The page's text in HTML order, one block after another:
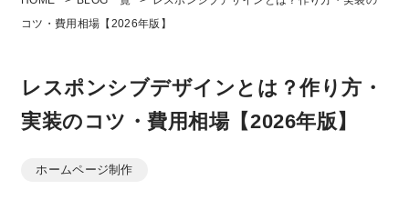
コツ・費用相場【2026年版】
レスポンシブデザインとは？作り方・
実装のコツ・費用相場【2026年版】
ホームページ制作